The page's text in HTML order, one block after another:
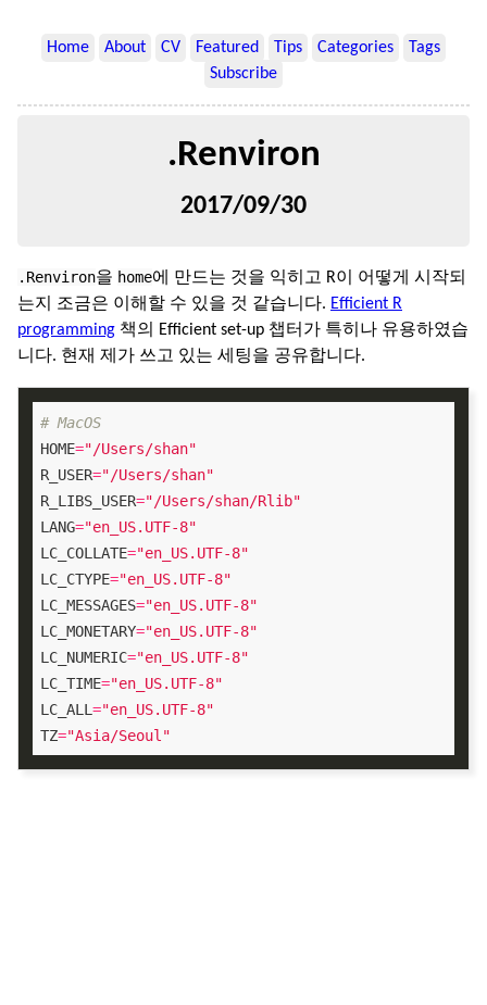
Home About CV Featured Tips Categories
Tags
Subscribe
.Renviron
2017/09/30
.Renviron을 home에 만드는 것을 익히고 R이 어떻게 시작되
는지 조금은 이해할 수 있을 것 같습니다. Efficient R
programming 책의 Efficient set-up 챕터가 특히나 유용하였습
니다. 현재 제가 쓰고 있는 세팅을 공유합니다.
# MacOS
HOME="/Users/shan"
R_USER="/Users/shan"
R_LIBS_USER="/Users/shan/Rlib"
LANG="en_US.UTF-8"
LC_COLLATE="en_US.UTF-8"
LC_CTYPE="en_US.UTF-8"
LC_MESSAGES="en_US.UTF-8"
LC_MONETARY="en_US.UTF-8"
LC_NUMERIC="en_US.UTF-8"
LC_TIME="en_US.UTF-8"
LC_ALL ="en_US.UTF-8"
TZ="Asia/Seoul"